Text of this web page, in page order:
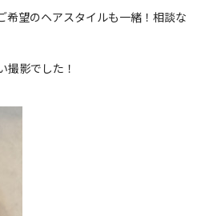
希望のヘアスタイルも一緒！相談な
撮影でした！